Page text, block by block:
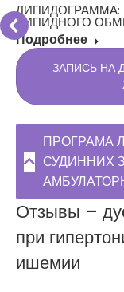
ЛИПИДНОГО
Подробнее
ЗАПИСЬ НА
ПРОГРАМА
СУДИННИХ
Отзывы –
при
ишемии